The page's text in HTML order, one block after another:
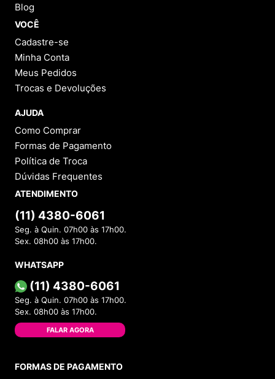
Blog
VOCÊ
Cadastre-se
Minha Conta
Meus Pedidos
Trocas e Devoluções
AJUDA
Como Comprar
Formas de Pagamento
Política de Troca
Dúvidas Frequentes
ATENDIMENTO
(11) 4380-6061
Seg. à Quin. 07h00 às 17h00.
Sex. 08h00 às 17h00.
WHATSAPP
(11) 4380-6061
Seg. à Quin. 07h00 às 17h00.
Sex. 08h00 às 17h00.
FALAR AGORA
FORMAS DE PAGAMENTO